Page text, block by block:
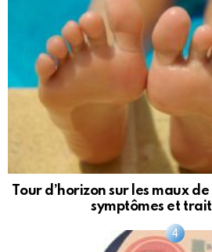
Tour d’horizon sur les maux
symptômes et